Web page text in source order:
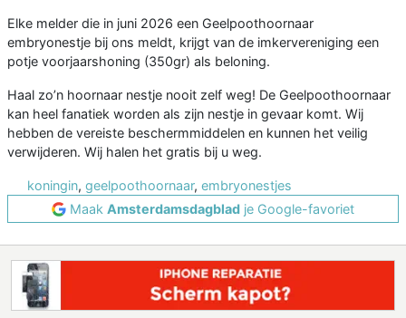
Elke melder die in juni 2026 een Geelpoothoornaar
embryonestje bij ons meldt, krijgt van de imkervereniging een
potje voorjaarshoning (350gr) als beloning.
Haal zo’n hoornaar nestje nooit zelf weg! De Geelpoothoornaar
kan heel fanatiek worden als zijn nestje in gevaar komt. Wij
hebben de vereiste beschermmiddelen en kunnen het veilig
verwijderen. Wij halen het gratis bij u weg.
koningin, geelpoothoornaar, embryonestjes
Maak Amsterdamsdagblad je Google-favoriet